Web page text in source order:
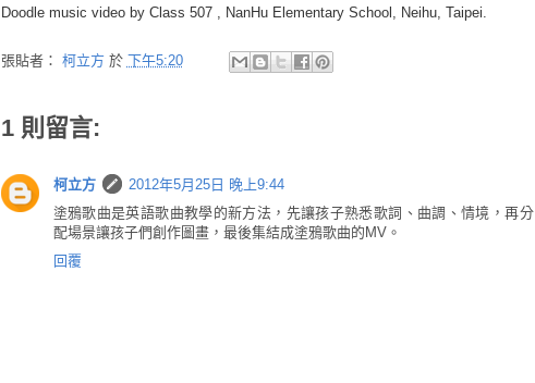
Doodle music video by Class 507 , NanHu Elementary School, Neihu, Taipei.
張貼者： 柯立方 於 下午5:20
1 則留言:
柯立方
2012年5月25日 晚上9:44
塗鴉歌曲是英語歌曲教學的新方法，先讓孩子熟悉歌詞、曲調、情境，再分
配場景讓孩子們創作圖畫，最後集結成塗鴉歌曲的MV。
回覆